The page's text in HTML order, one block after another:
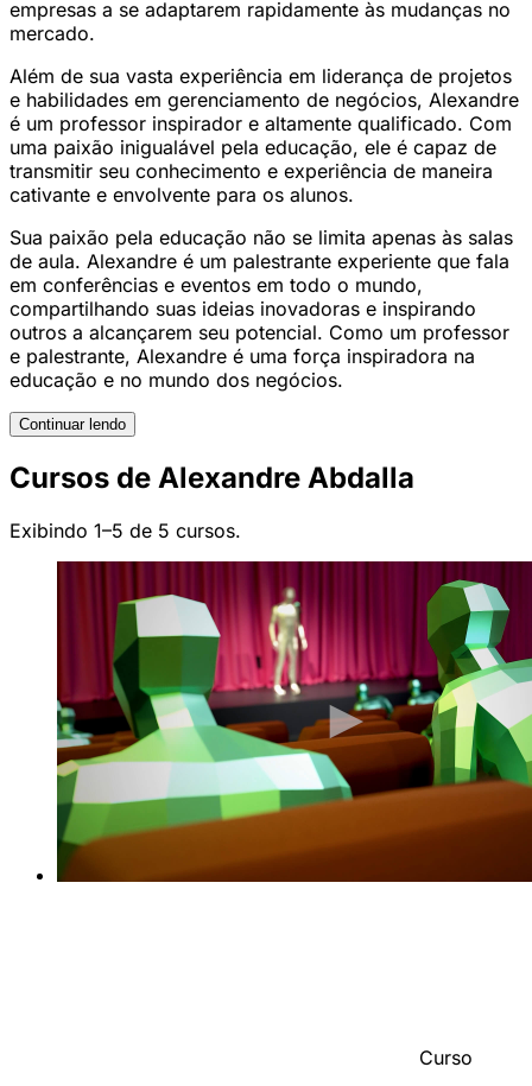
empresas a se adaptarem rapidamente às mudanças no
mercado.
Além de sua vasta experiência em liderança de projetos
e habilidades em gerenciamento de negócios, Alexandre
é um professor inspirador e altamente qualificado. Com
uma paixão inigualável pela educação, ele é capaz de
transmitir seu conhecimento e experiência de maneira
cativante e envolvente para os alunos.
Sua paixão pela educação não se limita apenas às salas
de aula. Alexandre é um palestrante experiente que fala
em conferências e eventos em todo o mundo,
compartilhando suas ideias inovadoras e inspirando
outros a alcançarem seu potencial. Como um professor
e palestrante, Alexandre é uma força inspiradora na
educação e no mundo dos negócios.
Continuar lendo
Cursos de Alexandre Abdalla
Exibindo 1–5 de 5 cursos.
Curso